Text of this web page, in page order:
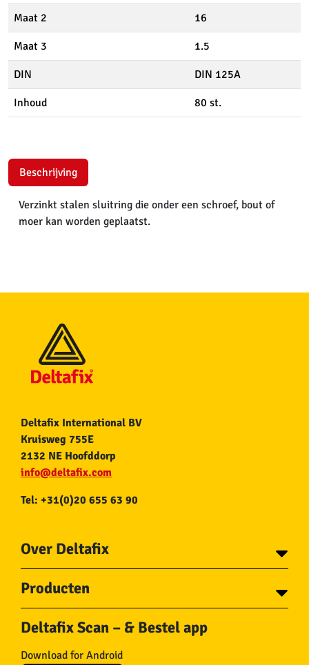
Maat 2 16
Maat 3 1.5
DIN DIN 125A
Inhoud 80 st.
Beschrijving
Verzinkt stalen sluitring die onder een schroef, bout of
moer kan worden geplaatst.
Deltafix International BV
Kruisweg 755E
2132 NE Hoofddorp
info@deltafix.com
Tel: +31(0)20 655 63 90
Over Deltafix
Voor gemeentes
Over Deltafix
Producten
Schroeven
Bouten
Ketting en Toebehoren
Deltafix Scan – & Bestel app
Download for Android